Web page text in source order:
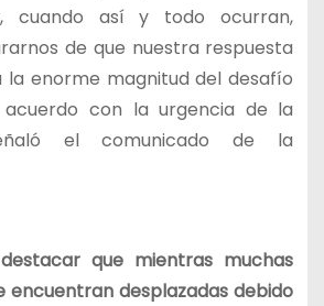
cuando así y todo ocurran,
de que nuestra respuesta
la enorme magnitud del desafío
con la urgencia de la
el comunicado de la
que mientras muchas
encuentran desplazadas debido